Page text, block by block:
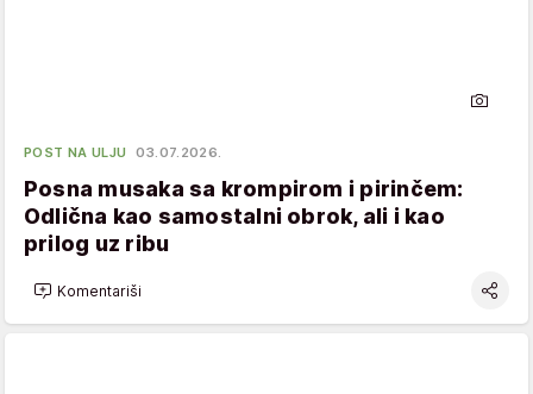
POST NA ULJU 03.07.2026.
Posna musaka sa krompirom i pirinčem:
Odlična kao samostalni obrok, ali i kao
prilog uz ribu
Komentariši